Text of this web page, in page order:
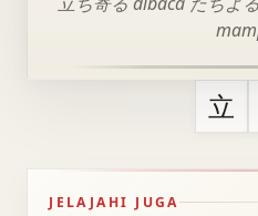
立
JELAJAHI JUGA